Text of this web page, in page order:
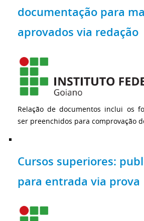
documentação para
aprovados via redação
Relação de documentos inclui os
ser preenchidos para comprovação
Cursos superiores:
para entrada via prova